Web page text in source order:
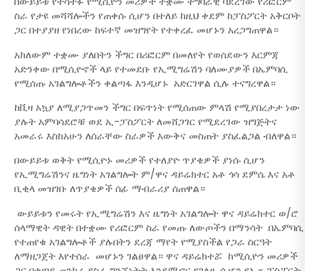
ስራ የታዩ መሻሻሎችን የጠቀሱ ሲሆን በተለይ ከዚህ ቀደም ከፓስፖርት አቅርቦት
ጋር በተያያዘ የነበረው ከፍተኛ መዝግየት የተቀረፈ መሆኑን አረጋግጠዋል።
አክለውም ተቋሙ ያለበትን ችግር በሪፎርም በመለየት የወሰደውን እርምጃ
አድንቀው በሚሲዮኖች ላይ የተመደቡ የኢሚግሬሽን ባለሙያዎች በኤምባሲ
የሚሰጡ አገልግሎቶችን ቀልጣፋ እንዲሆኑ አድርገዋል ሲሉ ተናግረዋል።
ከቪዛ አኳያ ለሚያጋጥመን ችግር በፍጥነት የሚሰጠው ምላሽ የሚያበረታታ ነው
ያሉት አምባሳደሮቹ ወደ ኢ-ፓስፖርት ለመሸጋገር የሚደረገው ዝግጅትና
አመራሩ እስከአሁን ለሰራቸው ስራዎች እውቅና መስጠት ያስፈልጋል ብለዋል።
በውይይቱ ወቅት የሚሲዮኑ መሪዎች የተለያዮ ጥያቄዎች ያነሱ ሲሆን
የኢሚግሬሽንና ዜግነት አገልግሎት ም/ዋና ዳይሬክተር አቶ ጎሳ ደምሴ እና አቶ
ቢቂላ መዝገቡ ለጥያቄዎች ሰፊ ማብራሪያ ሰጠዋል።
ውይይቱን የመሩት የኢሚግሬሽን እና ዜግነት አገልግሎት ዋና ዳይሬክተር ወ/ሮ
ሰላማዊት ዳዊት በተቋሙ የሪፎርም ስራ የመጡ ለውጦችን በማንሳት በኤምባሲ
የተጠየቁ አገልግሎቶች ያሉበትን ደረጃ ማየት የሚያስችል የጋራ ስርዓት
ለማዘጋጀት እየተሰራ መሆኑን ገልፀዋል። ዋና ዳይሬክተሯ ከሚሲዮን መሪዎች